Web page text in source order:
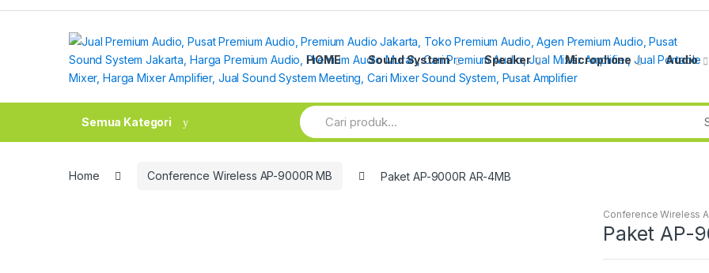
Skip
Skip
HOME
Sound System Speaker Microphone Audio
Semua Kategori
Search
for:
Home Conference Wireless AP-9000R MB Paket AP-9000R AR-4MB
Conference Wireless
Paket AP-